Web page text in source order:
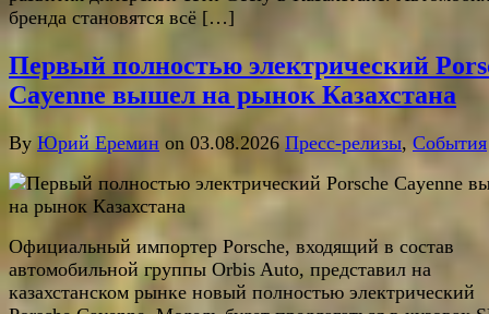
бренда становятся всё […]
Первый полностью электрический
Cayenne вышел на рынок Казахстана
By Юрий Еремин on 03.08.2026 Пресс-релизы, События
Официальный импортер Porsche, входящий в состав
автомобильной группы Orbis Auto, представил на
казахстанском рынке новый полностью электрический